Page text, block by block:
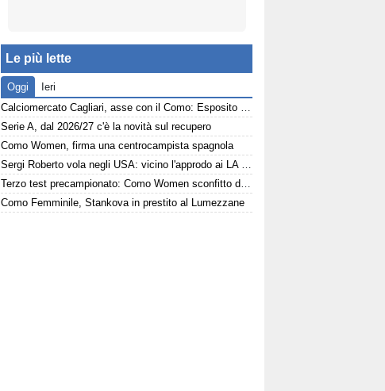
Le più lette
Oggi
Ieri
Calciomercato Cagliari, asse con il Como: Esposito e Van der Brempt sul tavolo
Serie A, dal 2026/27 c'è la novità sul recupero
Como Women, firma una centrocampista spagnola
Sergi Roberto vola negli USA: vicino l'approdo ai LA Galaxy
Terzo test precampionato: Como Women sconfitto dal Genoa
Como Femminile, Stankova in prestito al Lumezzane